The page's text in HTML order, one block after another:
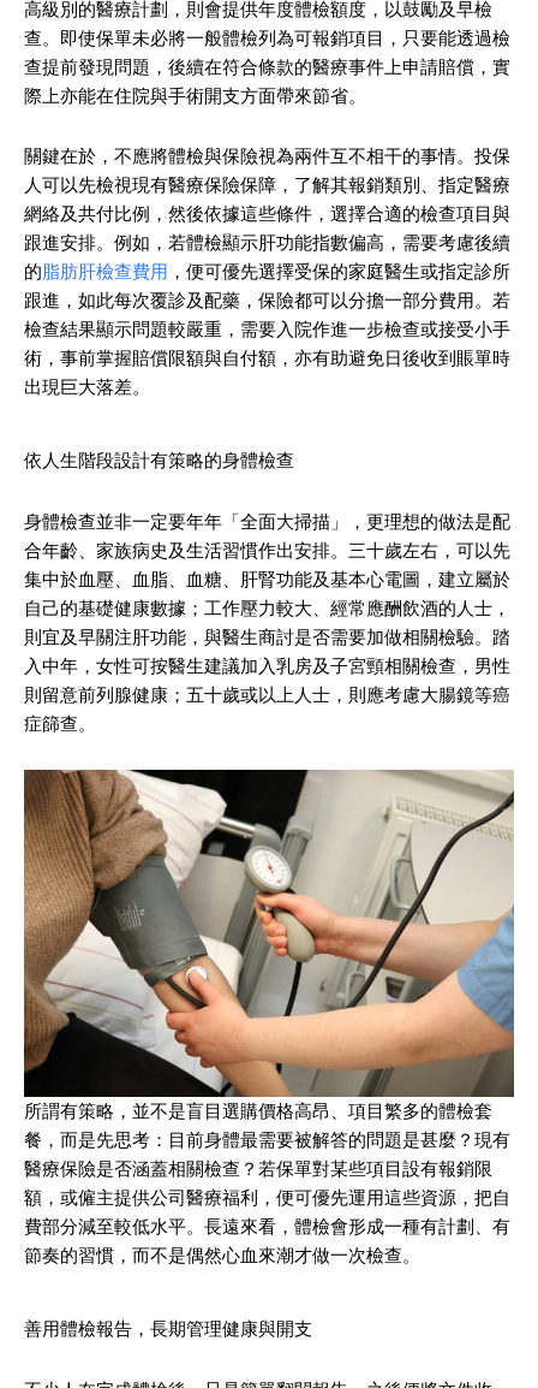
高級別的醫療計劃，則會提供年度體檢額度，以鼓勵及早檢
查。即使保單未必將一般體檢列為可報銷項目，只要能透過檢
查提前發現問題，後續在符合條款的醫療事件上申請賠償，實
際上亦能在住院與手術開支方面帶來節省。
關鍵在於，不應將體檢與保險視為兩件互不相干的事情。投保
人可以先檢視現有醫療保險保障，了解其報銷類別、指定醫療
網絡及共付比例，然後依據這些條件，選擇合適的檢查項目與
跟進安排。例如，若體檢顯示肝功能指數偏高，需要考慮後續
的脂肪肝檢查費用 ，便可優先選擇受保的家庭醫生或指定診所
跟進，如此每次覆診及配藥，保險都可以分擔一部分費用。若
檢查結果顯示問題較嚴重，需要入院作進一步檢查或接受小手
術，事前掌握賠償限額與自付額，亦有助避免日後收到賬單時
出現巨大落差。
依人生階段設計有策略的身體檢查
身體檢查並非一定要年年「全面大掃描」，更理想的做法是配
合年齡、家族病史及生活習慣作出安排。三十歲左右，可以先
集中於血壓、血脂、血糖、肝腎功能及基本心電圖，建立屬於
自己的基礎健康數據；工作壓力較大、經常應酬飲酒的人士，
則宜及早關注肝功能，與醫生商討是否需要加做相關檢驗。踏
入中年，女性可按醫生建議加入乳房及子宮頸相關檢查，男性
則留意前列腺健康；五十歲或以上人士，則應考慮大腸鏡等癌
症篩查。
所謂有策略，並不是盲目選購價格高昂、項目繁多的體檢套
餐，而是先思考：目前身體最需要被解答的問題是甚麼？現有
醫療保險是否涵蓋相關檢查？若保單對某些項目設有報銷限
額，或僱主提供公司醫療福利，便可優先運用這些資源，把自
費部分減至較低水平。長遠來看，體檢會形成一種有計劃、有
節奏的習慣，而不是偶然心血來潮才做一次檢查。
善用體檢報告，長期管理健康與開支